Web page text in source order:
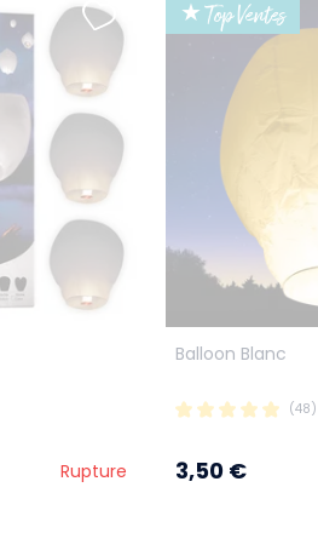
Rupture
Balloon Blanc
(48)
3,50 €
★ Top Ventes